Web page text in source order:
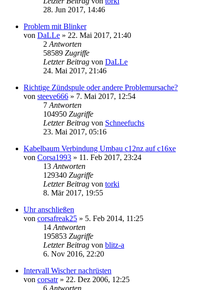
28. Jun 2017, 14:46
Problem mit Blinker
von DaLLe » 22. Mai 2017, 21:40
2 Antworten
58589 Zugriffe
Letzter Beitrag von DaLLe
24. Mai 2017, 21:46
Richtige Zündspule oder andere Problemursache?
von steeve666 » 7. Mai 2017, 12:54
7 Antworten
104950 Zugriffe
Letzter Beitrag von Schneefuchs
23. Mai 2017, 05:16
Kabelbaum Verbindung Umbau c12nz auf c16xe
von Corsa1993 » 11. Feb 2017, 23:24
13 Antworten
129340 Zugriffe
Letzter Beitrag von torki
8. Mär 2017, 19:55
Uhr anschließen
von corsafreak25 » 5. Feb 2014, 11:25
14 Antworten
195853 Zugriffe
Letzter Beitrag von blitz-a
6. Nov 2016, 22:20
Intervall Wischer nachrüsten
von corsatr» 22. Dez 2006, 12:25
6 Antworten